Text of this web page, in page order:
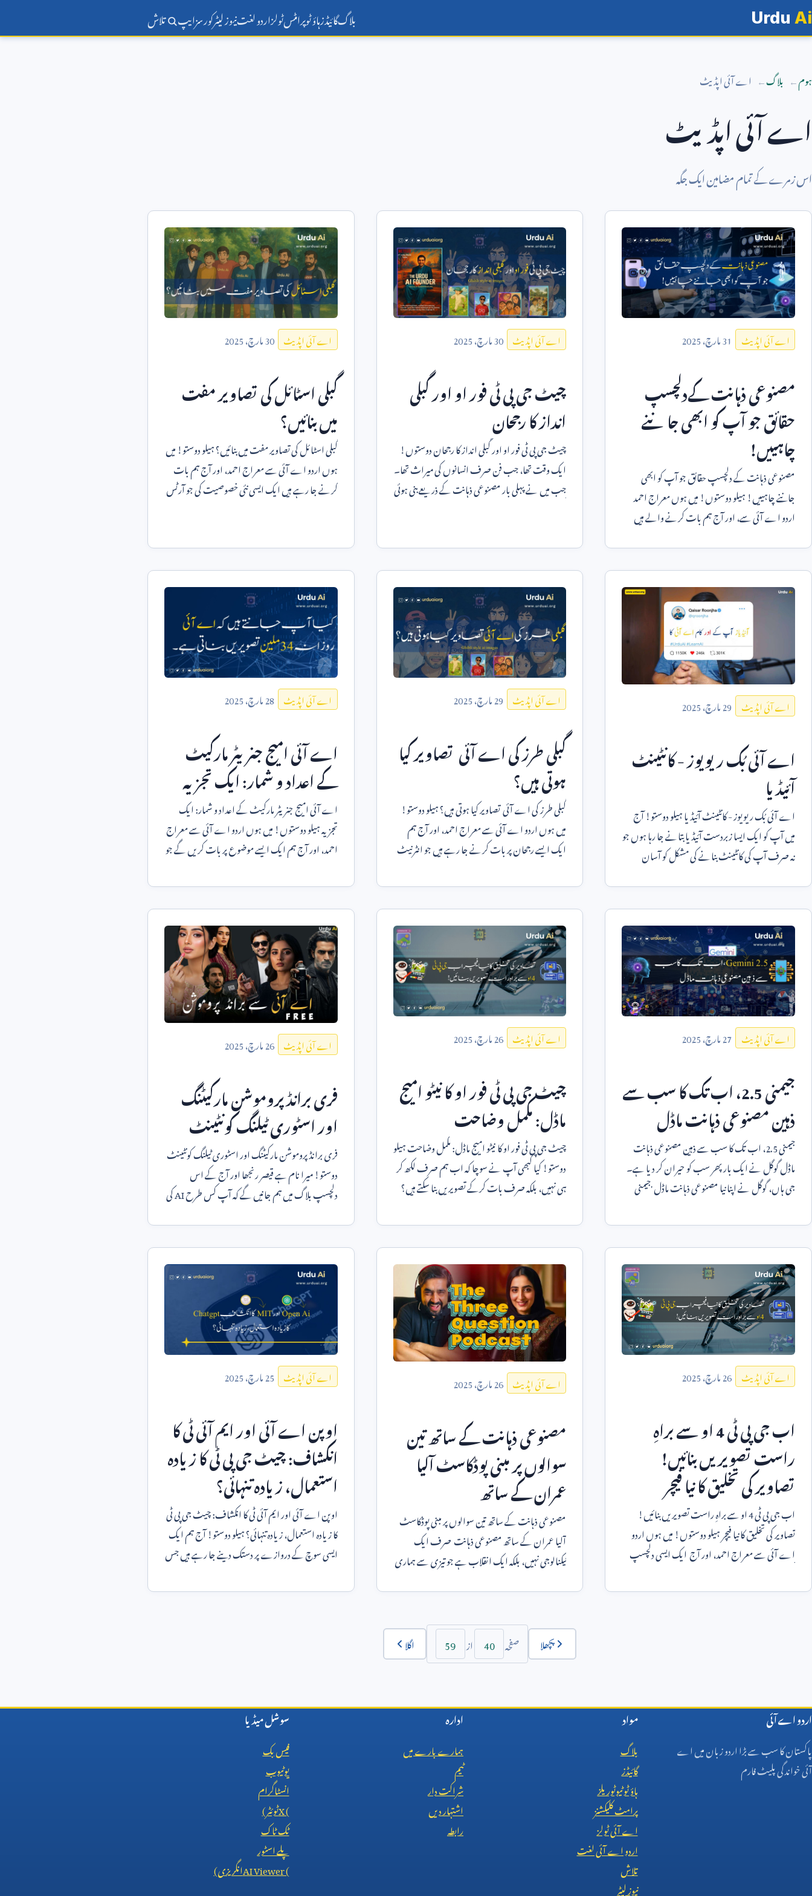
Urdu Ai بلاگگائیڈزہاؤ ٹوپرامٹسٹولزاردو لغتنیوز لیٹرکورسزایپ تلاش
ہوم بلاگ اے آئی اپڈیٹ
اے آئی اپڈیٹ
اس زمرے کے تمام مضامین ایک جگہ
اے آئی اپڈیٹ 31مارچ،2025
مصنوعی ذہانت کےدلچسپ
حقائق جو آپ کو ابھی جاننے
چاہییں!
مصنوعی ذہانت کے دلچسپ حقائق جو آپ کو ابھی
جاننے چاہییں! ہیلو دوستوں! میں ہوں معراج احمد
اردو اے آئی سے، اور آج ہم بات کرنے والے ہیں
اے آئی اپڈیٹ 30مارچ،2025
چیٹ جی پی ٹی فور او اور گبلی
انداز کا رجحان
چیٹ جی پی ٹی فور او اور گبلی انداز کا رجحان دوستوں!
ایک وقت تھا، جب فن صرف انسانوں کی میراث تھا۔
جب میں نے پہلی بار مصنوعی ذہانت کے ذریعے بنی ہوئی
اے آئی اپڈیٹ 30مارچ،2025
گبلی اسٹائل کی تصاویر مفت
میں بنائیں؟
گبلی اسٹائل کی تصاویر مفت میں بنائیں؟ ہیلو دوستو! میں
ہوں اردو اے آئی سے معراج احمد، اور آج ہم بات
کرنے جا رہے ہیں ایک ایسی نئی خصوصیت کی جو آرٹس
اے آئی اپڈیٹ 29مارچ،2025
اے آئی بُک ریویوز - کانٹینٹ
آئیڈیا
اے آئی بُک ریویوز - کانٹینٹ آئیڈیا ہیلو دوستو! آج
میں آپ کو ایک ایسا زبردست آئیڈیا بتانے جا رہا ہوں جو
نہ صرف آپ کی کانٹینٹ بنانے کی مشکل کو آسان
اے آئی اپڈیٹ 29مارچ،2025
گبلی طرز کی اے آئی تصاویر کیا
ہوتی ہیں؟
گبلی طرز کی اے آئی تصاویر کیا ہوتی ہیں؟ ہیلو دوستو!
میں ہوں اردو اے آئی سے معراج احمد، اور آج ہم
ایک ایسے رجحان پر بات کرنے جا رہے ہیں جو انٹرنیٹ
اے آئی اپڈیٹ 28مارچ،2025
اے آئی امیج جنریٹر مارکیٹ
کے اعداد و شمار: ایک تجزیہ
اے آئی امیج جنریٹر مارکیٹ کے اعداد و شمار: ایک
تجزیہ ہیلو دوستوں! میں ہوں اردو اے آئی سے معراج
احمد، اور آج ہم ایک ایسے موضوع پر بات کریں گے جو
اے آئی اپڈیٹ 27مارچ،2025
جیمنی2.5، اب تک کا سب سے
ذہین مصنوعی ذہانت ماڈل
جیمنی2.5، اب تک کا سب سے ذہین مصنوعی ذہانت
ماڈل گوگل نے ایک بار پھر سب کو حیران کر دیا ہے۔
جی ہاں، گوگل نے اپنا نیا مصنوعی ذہانت ماڈل 'جیمنی
اے آئی اپڈیٹ 26مارچ،2025
چیٹ جی پی ٹی فور او کا نیٹو امیج
ماڈل: مکمل وضاحت
چیٹ جی پی ٹی فور او کا نیٹو امیج ماڈل: مکمل وضاحت ہیلو
دوستو! کیا کبھی آپ نے سوچا کہ اب ہم صرف لکھ کر
ہی نہیں، بلکہ صرف بات کرکے تصویریں بنا سکتے ہیں؟
اے آئی اپڈیٹ 26مارچ،2025
فری برانڈ پروموشن مارکیٹنگ
اور اسٹوری ٹیلنگ کونٹینٹ
فری برانڈ پروموشن مارکیٹنگ اور اسٹوری ٹیلنگ کونٹینٹ
دوستو! میرا نام ہے قیصر رنجھا اور آج کے اس
دلچسپ بلاگ میں ہم جانیں گے کہ آپ کس طرحAIکی
اے آئی اپڈیٹ 26مارچ،2025
اب جی پی ٹی4او سے براہِ
راست تصویریں بنائیں!
تصاویر کی تخلیق کا نیا فیچر
اب جی پی ٹی4او سے براہِ راست تصویریں بنائیں!
تصاویر کی تخلیق کا نیا فیچر ہیلو دوستوں! میں ہوں اردو
اے آئی سے معراج احمد، اور آج ایک ایسی دلچسپ
اے آئی اپڈیٹ 26مارچ،2025
مصنوعی ذہانت کے ساتھ تین
سوالوں پر مبنی پوڈکاسٹ آلیا
عمران کے ساتھ
مصنوعی ذہانت کے ساتھ تین سوالوں پر مبنی پوڈکاسٹ
آلیا عمران کے ساتھ مصنوعی ذہانت صرف ایک
ٹیکنالوجی نہیں، بلکہ ایک انقلاب ہے جو تیزی سے ہماری
اے آئی اپڈیٹ 25مارچ،2025
اوپن اے آئی اور ایم آئی ٹی کا
انکشاف: چیٹ جی پی ٹی کا زیادہ
استعمال، زیادہ تنہائی؟
اوپن اے آئی اور ایم آئی ٹی کا انکشاف: چیٹ جی پی ٹی
کا زیادہ استعمال، زیادہ تنہائی؟ ہیلو دوستو! آج ہم ایک
ایسی سوچ کے دروازے پر دستک دینے جا رہے ہیں جس
پچھلا صفحہ 40 از 59 اگلا
اردو اے آئی
پاکستان کا سب سے بڑا اردو زبان میں اے
آئی خواندگی پلیٹ فارم
مواد
بلاگ
گائیڈز
ہاؤ ٹو ٹیوٹوریلز
پرامٹ کلیکشنز
اے آئی ٹولز
اردو اے آئی لغت
تلاش
نیوز لیٹر
ادارہ
ہمارے بارے میں
ٹیم
شراکت دار
اشتہار دیں
رابطہ
سوشل میڈیا
فیس بک
یوٹیوب
انسٹاگرام
X (ٹوئٹر)
ٹک ٹاک
پلے اسٹور
AI Viewer (انگریزی)